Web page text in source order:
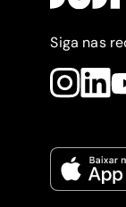
Siga nas